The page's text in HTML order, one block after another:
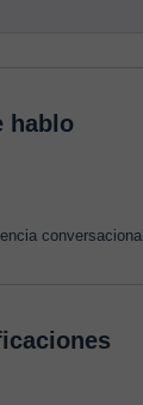
hablo
conversacional